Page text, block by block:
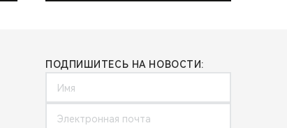
ПОДПИШИТЕСЬ НА НОВОСТИ: